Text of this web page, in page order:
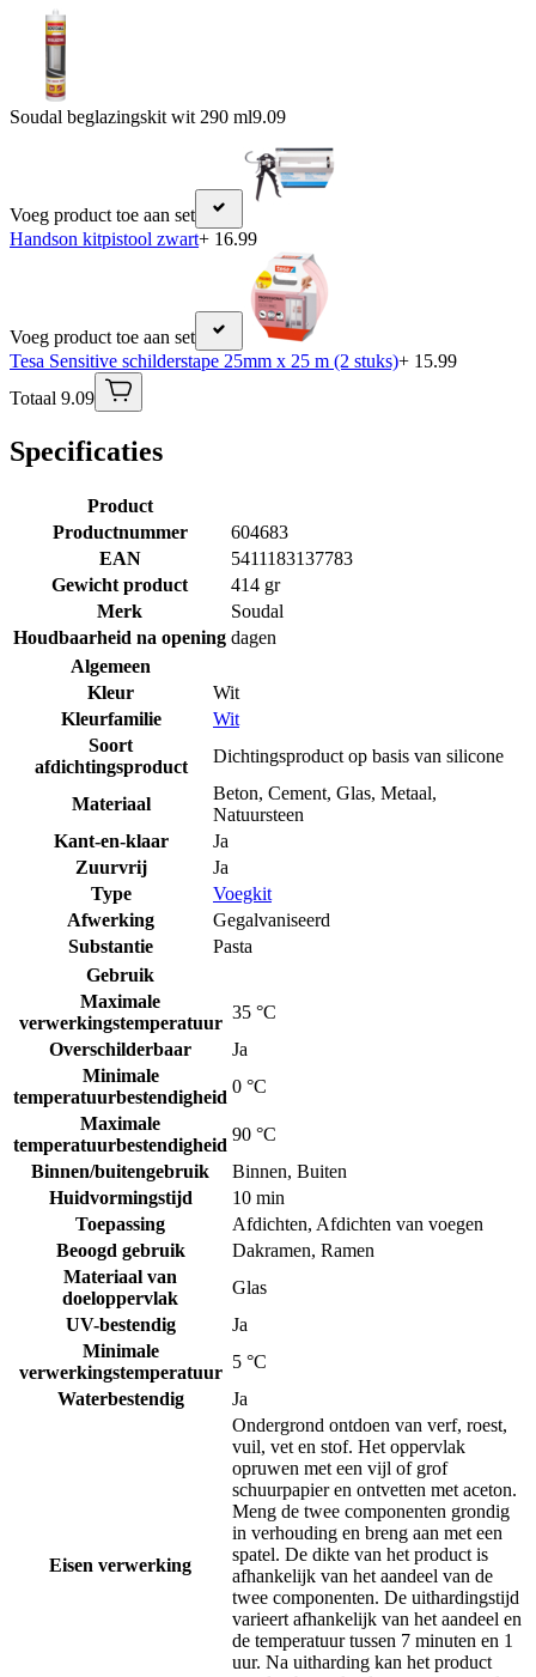
Soudal beglazingskit wit 290 ml9.09
Voeg product toe aan set
Handson kitpistool zwart+ 16.99
Voeg product toe aan set
Tesa Sensitive schilderstape 25mm x 25 m (2 stuks)+ 15.99
Totaal 9.09
Specificaties
Product
Productnummer
604683
EAN
5411183137783
Gewicht product
414 gr
Merk
Soudal
Houdbaarheid na opening dagen
Algemeen
Kleur
Wit
Kleurfamilie
Wit
Soort
afdichtingsproduct
Dichtingsproduct op basis van silicone
Materiaal
Beton, Cement, Glas, Metaal,
Natuursteen
Kant-en-klaar
Ja
Zuurvrij
Ja
Type
Voegkit
Afwerking
Gegalvaniseerd
Substantie
Pasta
Gebruik
Maximale
verwerkingstemperatuur
35 °C
Overschilderbaar
Ja
Minimale
temperatuurbestendigheid
0 °C
Maximale
temperatuurbestendigheid
90 °C
Binnen/buitengebruik
Binnen, Buiten
Huidvormingstijd
10 min
Toepassing
Afdichten, Afdichten van voegen
Beoogd gebruik
Dakramen, Ramen
Materiaal van
doeloppervlak
Glas
UV-bestendig
Ja
Minimale
verwerkingstemperatuur
5 °C
Waterbestendig
Ja
Eisen verwerking
Ondergrond ontdoen van verf, roest,
vuil, vet en stof. Het oppervlak
opruwen met een vijl of grof
schuurpapier en ontvetten met aceton.
Meng de twee componenten grondig
in verhouding en breng aan met een
spatel. De dikte van het product is
afhankelijk van het aandeel van de
twee componenten. De uithardingstijd
varieert afhankelijk van het aandeel en
de temperatuur tussen 7 minuten en 1
uur. Na uitharding kan het product